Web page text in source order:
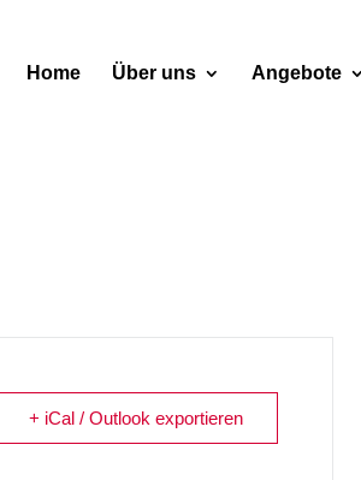
Home Über uns Angebote
+ iCal / Outlook exportieren